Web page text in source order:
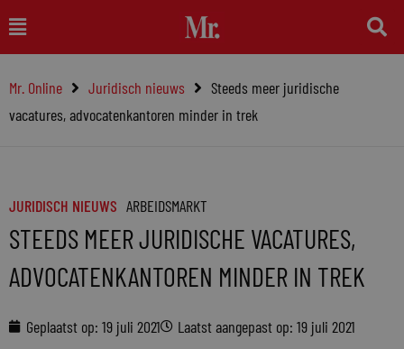
naar
inhoud
Main
Menu
Mr. Online Juridisch nieuws
Steeds meer juridische
vacatures, advocatenkantoren minder in trek
JURIDISCH NIEUWS ARBEIDSMARKT
STEEDS MEER JURIDISCHE VACATURES,
ADVOCATENKANTOREN MINDER IN TREK
Geplaatst op: 19 juli 2021 Laatst aangepast op: 19 juli 2021